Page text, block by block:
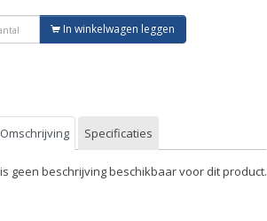
In winkelwagen leggen
Omschrijving Specificaties
geen beschrijving beschikbaar voor dit product.